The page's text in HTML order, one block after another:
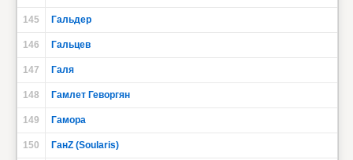
145 Гальдер
146 Гальцев
147 Галя
148 Гамлет Геворгян
149 Гамора
150 ГанZ (Soularis)